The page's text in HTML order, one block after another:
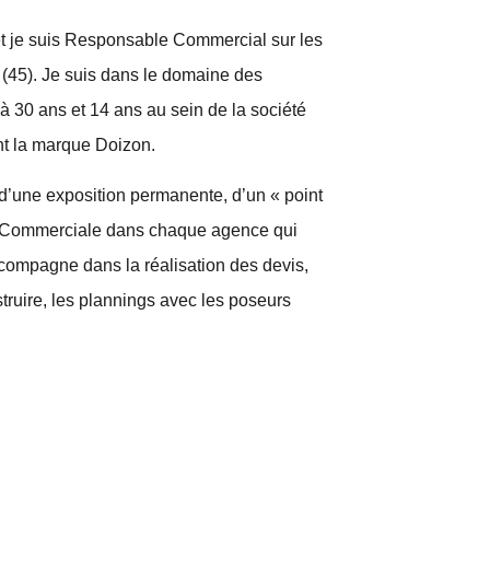
je suis Responsable Commercial sur les
(45). Je suis dans le domaine des
30 ans et 14 ans au sein de la société
la marque Doizon.
exposition permanente, d’un « point
dans chaque agence qui
dans la réalisation des devis,
les plannings avec les poseurs